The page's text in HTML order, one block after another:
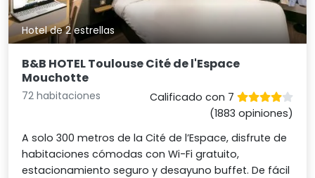
Hotel de 2 estrellas
B&B HOTEL Toulouse Cité de l'Espace
Mouchotte
72 habitaciones
Calificado con 7
(1883 opiniones)
A solo 300 metros de la Cité de l’Espace, disfrute de
habitaciones cómodas con Wi-Fi gratuito,
estacionamiento seguro y desayuno buffet. De fácil